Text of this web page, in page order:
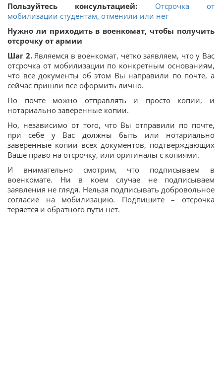
Пользуйтесь консультацией:
Отсрочка от
мобилизации студентам, отменили или нет
Нужно ли приходить в военкомат, чтобы получить
отсрочку от армии
Шаг 2.Являемся в военкомат, четко заявляем, что у Вас
отсрочка от мобилизации по конкретным основаниям,
что все документы об этом Вы направили по почте, а
сейчас пришли все оформить лично.
По почте можно отправлять и просто копии, и
нотариально заверенные копии.
Но, независимо от того, что Вы отправили по почте,
при себе у Вас должны быть или нотариально
заверенные копии всех документов, подтверждающих
Ваше право на отсрочку, или оригиналы с копиями.
И внимательно смотрим, что подписываем в
военкомате. Ни в коем случае не подписываем
заявления не глядя. Нельзя подписывать добровольное
согласие на мобилизацию. Подпишите – отсрочка
теряется и обратного пути нет.